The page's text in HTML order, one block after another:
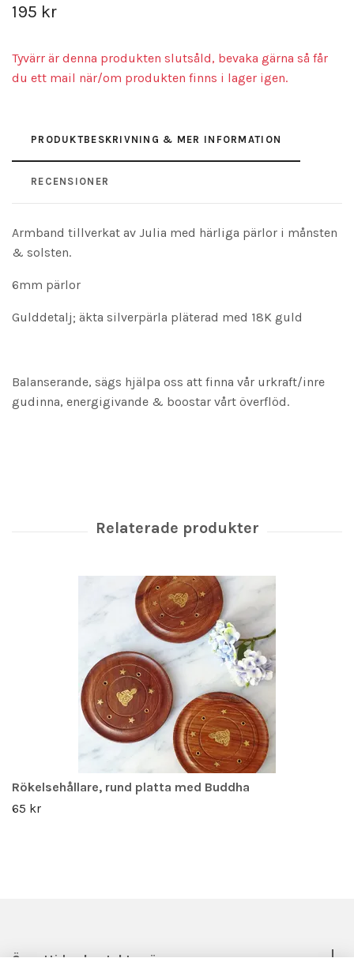
195 kr
Tyvärr är denna produkten slutsåld, bevaka gärna så får
du ett mail när/om produkten finns i lager igen.
PRODUKTBESKRIVNING & MER INFORMATION
RECENSIONER
Armband tillverkat av Julia med härliga pärlor i månsten
& solsten.
6mm pärlor
Gulddetalj; äkta silverpärla pläterad med 18K guld
Balanserande, sägs hjälpa oss att finna vår urkraft/inre
gudinna, energigivande & boostar vårt överflöd.
Rökelsehållare, rund platta med Buddha
65 kr